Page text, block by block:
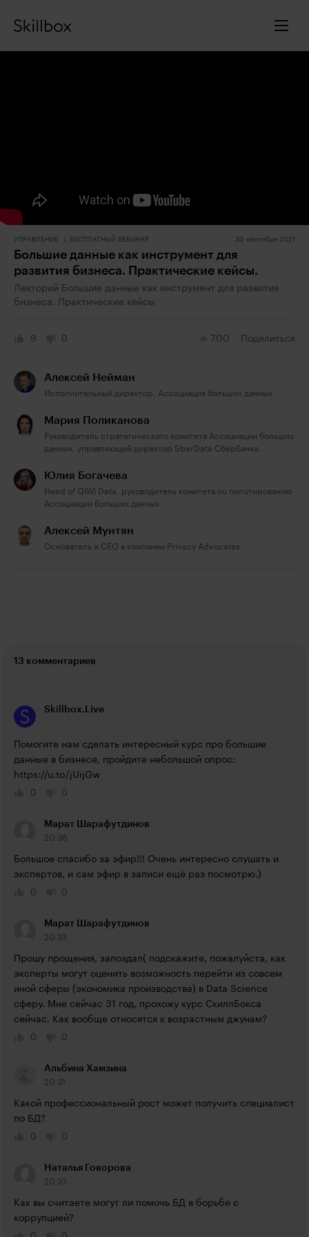
УПРАВЛЕНИЕ БЕСПЛАТНЫЙ ВЕБИНАР 30 сентября 2021
Большие данные как инструмент для
развития бизнеса. Практические кейсы.
Лекторий Большие данные как инструмент для развития
бизнеса. Практические кейсы
9 0 700 Поделиться
Алексей Нейман
Исполнительный директор, Ассоциация больших данных
Мария Поликанова
Руководитель стратегического комитета Ассоциации больших
данных, управляющий директор SberData Сбербанка.
Юлия Богачева
Head of QIWI Data, руководитель комитета по пилотированию
Ассоциации больших данных.
Алексей Мунтян
Основатель и СЕО в компании Privacy Advocates
13 комментариев
Skillbox.Live
Помогите нам сделать интересный курс про большие
https://u.to/jUijGw
0
0
Марат Шарафутдинов
20:36
Большое спасибо за эфир!!! Очень интересно слушать и
экспертов, и сам эфир в записи ещё раз посмотрю.)
0
0
Марат Шарафутдинов
20:33
Прошу прощения, запоздал( подскажите, пожалуйста, как
эксперты могут оценить возможность перейти из совсем
иной сферы (экономика производства) в Data Science
сферу. Мне сейчас 31 год, прохожу курс СкиллБокса
сейчас. Как вообще относятся к возрастным джунам?
0
0
Альбина Хамзина
20:31
Какой профессиональный рост может получить специалист
по БД?
0
0
Наталья Говорова
20:10
Как вы считаете могут ли помочь БД в борьбе с
коррупцией?